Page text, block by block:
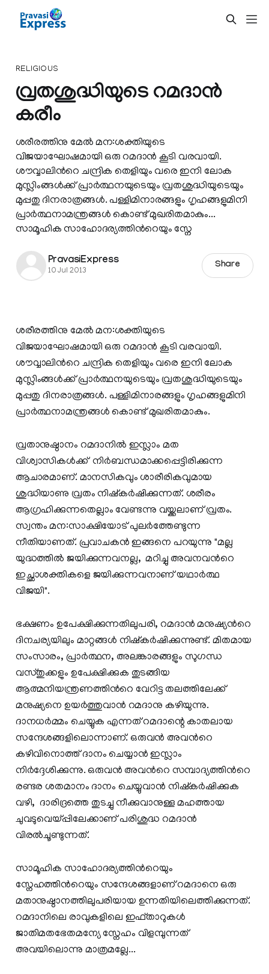
RELIGIOUS
വ്രതശുദ്ധിയുടെ റമദാന്‍
കരീം
ശരീരത്തിനു മേല്‍ മന:ശക്തിയുടെ
വിജയാഘോഷമായി ഒരു റമദാന്‍ കൂടി വരവായി.
ശൗവ്വാലിന്‍റെ ചന്ദ്രിക തെളിയും വരെ ഇനി ലോക
മുസ്ലിംങ്ങള്‍ക്ക് പ്രാര്‍ത്ഥനയുടെയും വ്രതശുദ്ധിയുടെയും
മുപ്പതു ദിനരാത്രങ്ങള്‍. പള്ളിമിനാരങ്ങളും ഗൃഹങ്ങളുമിനി
പ്രാര്‍ത്ഥനാമന്ത്രങ്ങള്‍ കൊണ്ട് മുഖരിതമാകും...
സാമൂഹിക സാഹോദര്യത്തിന്‍റെയും സ്നേ
PravasiExpress
10 Jul 2013
Share
ശരീരത്തിനു മേല്‍ മന:ശക്തിയുടെ
വിജയാഘോഷമായി ഒരു റമദാന്‍ കൂടി വരവായി.
ശൗവ്വാലിന്‍റെ ചന്ദ്രിക തെളിയും വരെ ഇനി ലോക
മുസ്ലിംങ്ങള്‍ക്ക് പ്രാര്‍ത്ഥനയുടെയും വ്രതശുദ്ധിയുടെയും
മുപ്പതു ദിനരാത്രങ്ങള്‍. പള്ളിമിനാരങ്ങളും ഗൃഹങ്ങളുമിനി
പ്രാര്‍ത്ഥനാമന്ത്രങ്ങള്‍ കൊണ്ട് മുഖരിതമാകും.
വ്രതാനുഷ്ഠാനം റമദാനില്‍ ഇസ്ലാം മത
വിശ്വാസികള്‍ക്ക് നിര്‍ബന്ധമാക്കപ്പെട്ടിരിക്കുന്ന
ആചാരമാണ്. മാനസികവും ശാരീരികവുമായ
ശുദ്ധിയാണു വ്രതം നിഷ്കര്‍ഷിക്കുന്നത്. ശരീരം
ആഗ്രഹിക്കുന്നതെല്ലാം വേണ്ടന്നു വയ്ക്കലാണ് വ്രതം.
സ്വന്തം മന:സാക്ഷിയോട് പുലര്‍ത്തേണ്ടുന്ന
നീതിയാണത്. പ്രവാചകന്‍ ഇങ്ങനെ പറയുന്നു "മല്ല
യുദ്ധത്തില്‍ ജയിക്കുന്നവനല്ല, മറിച്ചു അവനവന്‍റെ
ഇച്ഛാശക്തികളെ ജയിക്കുന്നവനാണ് യഥാര്‍ത്ഥ
വിജയി".
ഭക്ഷണം ഉപേക്ഷിക്കുന്നതിലുപരി, റമദാന്‍ മനുഷ്യന്‍റെ
ദിനചര്യയിലും മാറ്റങ്ങള്‍ നിഷ്കര്‍ഷിക്കുന്നുണ്ട്. മിതമായ
സംസാരം, പ്രാര്‍ത്ഥന, അലങ്കാരങ്ങളും സുഗന്ധ
വസ്തുക്കളും ഉപേക്ഷിക്കുക തുടങ്ങിയ
ആത്മനിയന്ത്രണത്തിന്‍റെ വേറിട്ട തലത്തിലേക്ക്
മനുഷ്യനെ ഉയര്‍ത്തുവാന്‍ റമദാനു കഴിയുന്നു.
ദാനധര്‍മ്മം ചെയ്യുക എന്നത് റമദാന്റെ കാതലായ
സന്ദേശങ്ങളിലൊന്നാണ്. ഒരുവന്‍ അവന്‍റെ
കഴിവിനൊത്ത് ദാനം ചെയ്യാന്‍ ഇസ്ലാം
നിര്‍ദ്ദേശിക്കുന്നു. ഒരുവന്‍ അവന്‍റെ സമ്പാദ്യത്തിന്‍റെ
രണ്ടര ശതമാനം ദാനം ചെയ്യുവാന്‍ നിഷ്കര്‍ഷിക്കുക
വഴി, ദാരിദ്രത്തെ തുടച്ചു നീക്കുവാനുള്ള മഹത്തായ
ചുവടുവെയ്പ്പിലേക്കാണ് പരിശുദ്ധ റമദാന്‍
വിരല്‍ചൂണ്ടുന്നത്.
സാമൂഹിക സാഹോദര്യത്തിന്‍റെയും
സ്നേഹത്തിന്‍റെയും സന്ദേശങ്ങളാണ് റമദാനെ ഒരു
മതാനുഷ്ഠാനത്തിലുപരിയായ ഉന്നതിയിലെത്തിക്കുന്നത്.
റമദാനിലെ രാവുകളിലെ ഇഫ്താറുകള്‍
ജാതിമതഭേതമന്യേ സ്നേഹം വിളമ്പുന്നത്
അവയിലൊന്നു മാത്രമല്ലേ...